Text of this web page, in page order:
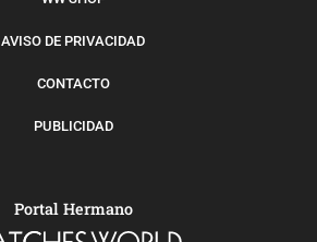
AVISO DE PRIVACIDAD
CONTACTO
PUBLICIDAD
Portal Hermano